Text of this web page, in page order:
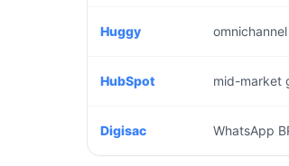
Huggy omnichannel
HubSpot mid-market
Digisac WhatsApp